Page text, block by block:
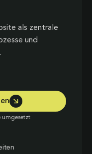
als zentrale
und
umgesetzt